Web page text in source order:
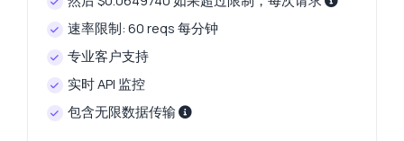
速率限制: 60 reqs 每分钟
专业客户支持
实时 API 监控
包含无限数据传输